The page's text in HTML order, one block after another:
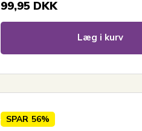
99,95 DKK
Læg i kurv
SPAR 56%